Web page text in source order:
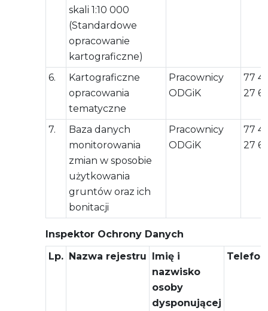
skali 1:10 000
(Standardowe
opracowanie
kartograficzne)
6.
Kartograficzne
opracowania
tematyczne
Pracownicy
ODGiK
77
27 65
7.
Baza danych
monitorowania
zmian w sposobie
użytkowania
gruntów oraz ich
bonitacji
Pracownicy
ODGiK
77
27 65
Inspektor Ochrony Danych
Lp. Nazwa rejestru Imię i
nazwisko
osoby
dysponującej
Telefon